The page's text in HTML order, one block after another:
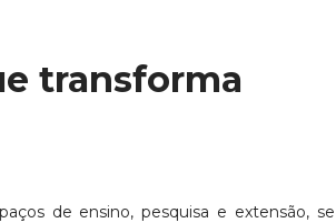
transforma
de ensino, pesquisa e extensão, se